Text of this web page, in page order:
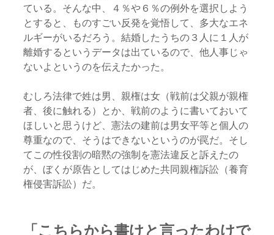
ている。そんな中、４％や６％の例外を選択しよう
とすると、ものすごい反発を覚悟して、多大なエネ
ルギーがいるだろう。結婚したうちの３人に１人が
離婚するというデータは出ているので、他人事じゃ
ないよというのを伝えたかった。
むしろ法律で姓は男、親権は女（戦前は父親が親権
者、後に触れる）とか、戦前のように書いておいて
ほしいと思うけど、憲法の建前は男女平等と個人の
尊重なので、そうはできないというのが罠だ。そし
てこの性役割の暗黙の強制を憲法違反と訴えたの
が、ぼくが原告としてはじめた共同親権訴訟（養育
権侵害訴訟）だ。
「こちらから書けと言ったわけで